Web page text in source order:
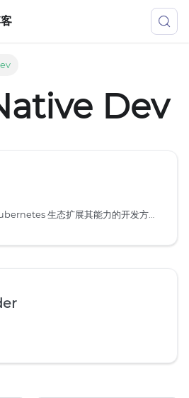
Dev
云原生开发是指基于 Kubernetes 生态扩展其能力的开发方向，核心是利用 Kubernetes 的扩展机制（Controller、Webhook、Scheduler 等）开发自定义组件，使集群能够感知和管理业务特有的资源或行为。